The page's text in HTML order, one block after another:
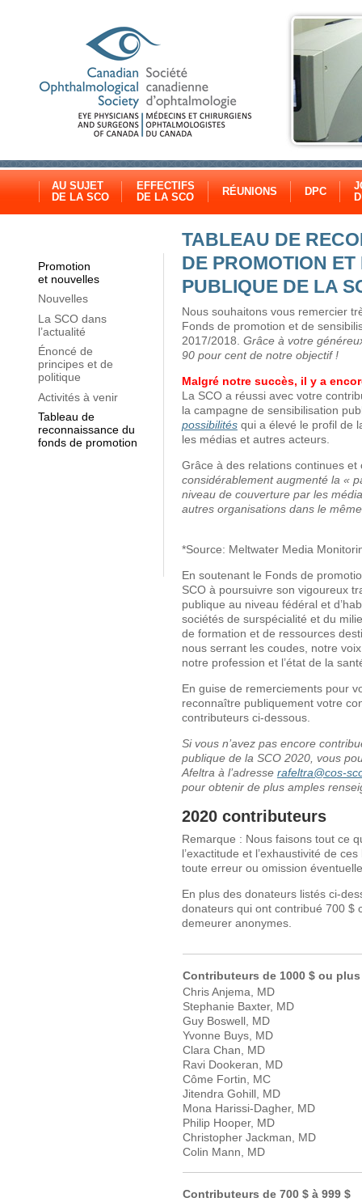
AU SUJET
DE LA SCO
EFFECTIFS
DE LA SCO
RÉUNIONS DPC
Promotion
et nouvelles
Nouvelles
La SCO dans
l’actualité
Énoncé de
principes et de
politique
Activités à venir
Tableau de
reconnaissance du
fonds de promotion
TABLEAU DE
DE PROMOTION
PUBLIQUE DE LA
Nous souhaitons vous remercier
Fonds de promotion et de
2017/2018. Grâce à votre
90 pour cent de notre objectif !
Malgré notre succès, il y a
La SCO a réussi avec votre
la campagne de sensibilisation
possibilitésqui a élevé le profil de
les médias et autres acteurs.
Grâce à des relations continues et
considérablement augmenté la «
niveau de couverture par les
autres organisations dans le
*Source: Meltwater Media
En soutenant le Fonds de
SCO à poursuivre son vigoureux
publique au niveau fédéral et
sociétés de surspécialité et du
de formation et de ressources
nous serrant les coudes, notre
notre profession et l’état de la
En guise de remerciements pour
reconnaître publiquement votre
contributeurs ci-dessous.
Si vous n’avez pas encore
publique de la SCO 2020, vous
Afeltra à l’adresse rafeltra@cos-
pour obtenir de plus amples
2020 contributeurs
Remarque : Nous faisons tout ce
l’exactitude et l’exhaustivité de
toute erreur ou omission
En plus des donateurs listés ci-
donateurs qui ont contribué 700 $
demeurer anonymes.
Contributeurs de 1000 $ ou plus
Chris Anjema, MD
Stephanie Baxter, MD
Guy Boswell, MD
Yvonne Buys, MD
Clara Chan, MD
Ravi Dookeran, MD
Côme Fortin, MC
Jitendra Gohill, MD
Mona Harissi-Dagher, MD
Philip Hooper, MD
Christopher Jackman, MD
Colin Mann, MD
Contributeurs de 700 $ à 999 $